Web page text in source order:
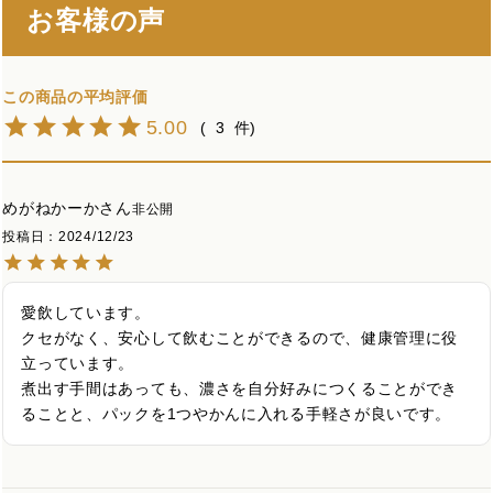
お客様の声
5.00 3
めがねかーか
非公開
投稿日
2024/12/23
愛飲しています。
クセがなく、安心して飲むことができるので、健康管理に役
立っています。
煮出す手間はあっても、濃さを自分好みにつくることができ
ることと、パックを1つやかんに入れる手軽さが良いです。